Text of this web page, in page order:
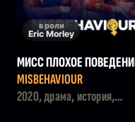
в роли
Eric Morley
МИСС ПЛОХОЕ
MISBEHAVIOUR
2020, драма, история,